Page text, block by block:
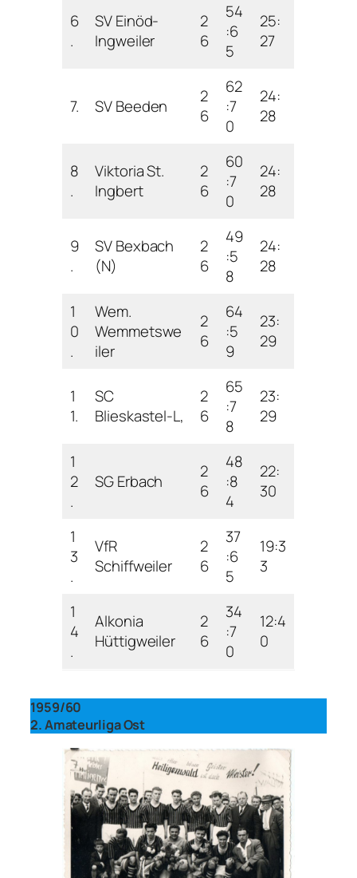
6
.
SV Einöd-
Ingweiler
2
6
54
:6
5
25:
27
7. SV Beeden
2
6
62
:7
0
24:
28
8
.
Viktoria St.
Ingbert
2
6
60
:7
0
24:
28
9
.
SV Bexbach
(N)
2
6
49
:5
8
24:
28
1
0
.
Wem.
Wemmetswe
iler
2
6
64
:5
9
23:
29
1
1.
SC
Blieskastel-L,
2
6
65
:7
8
23:
29
1
2
.
SG Erbach
2
6
48
:8
4
22:
30
1
3
.
VfR
Schiffweiler
2
6
37
:6
5
19:3
3
1
4
.
Alkonia
Hüttigweiler
2
6
34
:7
0
12:4
0
1959/60
2. Amateurliga Ost